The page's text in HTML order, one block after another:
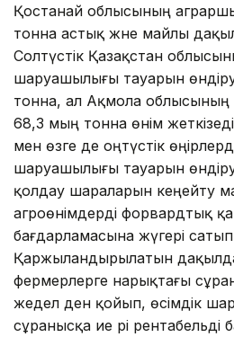
Қостанай облысының
тонна астық және майлы
Солтүстік Қазақстан
шаруашылығы тауарын
тонна, ал Ақмола облысының
68,3 мың тонна өнім
мен өзге де оңтүстік
шаруашылығы тауарын
қолдау шараларын кеңейту
агроөнімдерді форвардтық
бағдарламасына жүгері сатып
Қаржыландырылатын дақылдар
фермерлерге нарықтағы
жедел ден қойып, өсімдік
сұранысқа ие әрі